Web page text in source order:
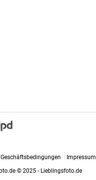
Impressum
© 2025 - Lieblingsfoto.de